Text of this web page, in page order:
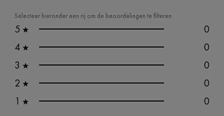
Selecteer hieronder een rij om de beoordelingen te filteren
5 ★
0
4 ★
0
3 ★
0
2 ★
0
1 ★ 0